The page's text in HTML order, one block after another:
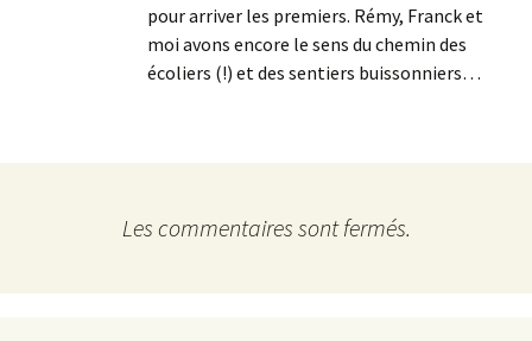
pour arriver les premiers. Rémy, Franck et
moi avons encore le sens du chemin des
écoliers (!) et des sentiers buissonniers…
Les commentaires sont fermés.